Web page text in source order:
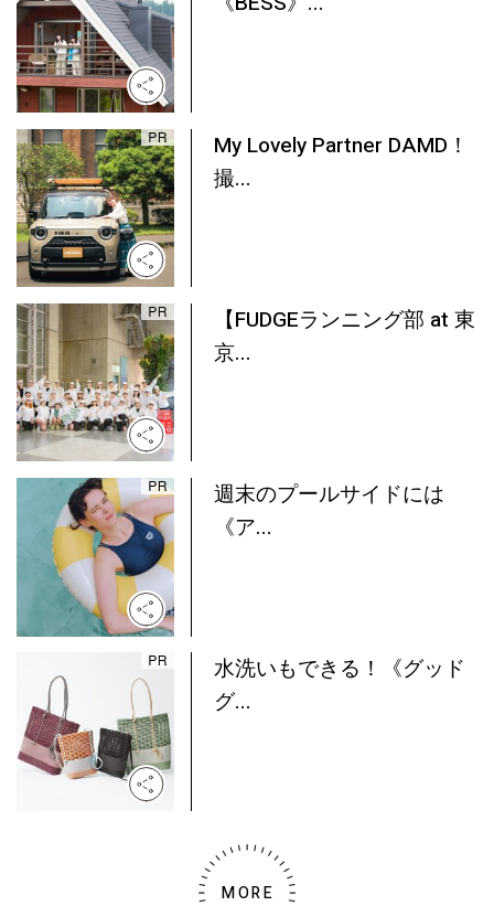
My Lovely Partner DAMD！
撮...
【FUDGEランニング部 at 東
京...
週末のプールサイドには
《ア...
水洗いもできる！《グッド
グ...
MORE